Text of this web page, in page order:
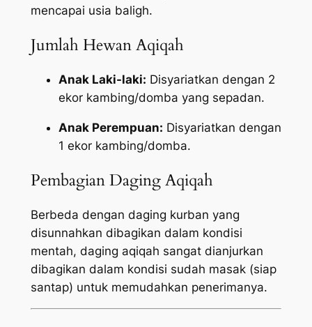
mencapai usia baligh.
Jumlah Hewan Aqiqah
Anak Laki-laki: Disyariatkan dengan 2
ekor kambing/domba yang sepadan.
Anak Perempuan: Disyariatkan dengan
1 ekor kambing/domba.
Pembagian Daging Aqiqah
Berbeda dengan daging kurban yang
disunnahkan dibagikan dalam kondisi
mentah, daging aqiqah sangat dianjurkan
dibagikan dalam kondisi sudah masak (siap
santap) untuk memudahkan penerimanya.